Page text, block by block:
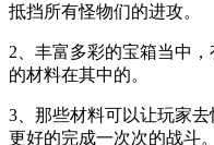
抵挡所有怪物们的进攻。
2、丰富多彩的宝箱当中
的材料在其中的。
3、那些材料可以让玩家
更好的完成一次次的战斗。